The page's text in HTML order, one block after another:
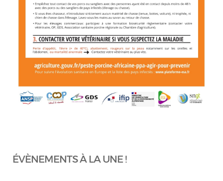
ÉVÈNEMENTS À LA UNE !